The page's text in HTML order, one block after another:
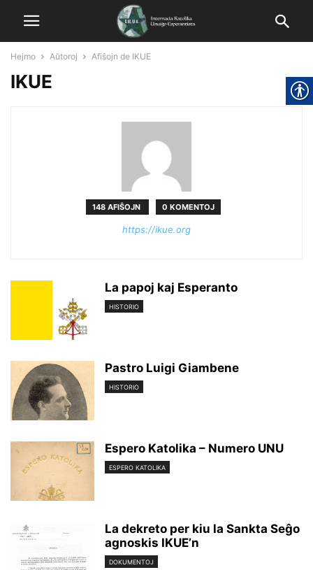
Hejmo Aŭtoroj Afiŝojn de IKUE
IKUE
148 AFIŜOJN 0 KOMENTOJ
https://ikue.org
La papoj kaj Esperanto
HISTORIO
Pastro Luigi Giambene
HISTORIO
Espero Katolika – Numero UNU
ESPERO KATOLIKA
La dekreto per kiu la Sankta Seĝo
agnoskis IKUE’n
DOKUMENTOJ